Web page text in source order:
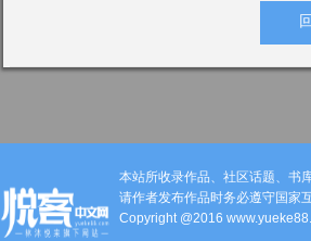
本站所收录作品、社区话题、书
请作者发布作品时务必遵守国家
Copyright @2016